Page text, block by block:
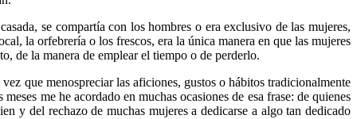
se compartía con los hombres o era exclusivo de las mujeres,
la orfebrería o los frescos, era la única manera en que las mujeres
de la manera de emplear el tiempo o de perderlo.
que menospreciar las aficiones, gustos o hábitos tradicionalmente
me he acordado en muchas ocasiones de esa frase: de quienes
y del rechazo de muchas mujeres a dedicarse a algo tan dedicado